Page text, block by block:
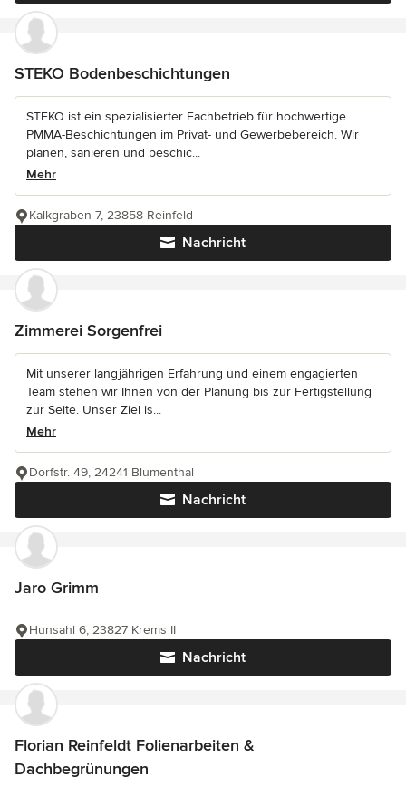
STEKO Bodenbeschichtungen
STEKO ist ein spezialisierter Fachbetrieb für hochwertige
PMMA-Beschichtungen im Privat- und Gewerbebereich. Wir
planen, sanieren und beschic...
Mehr
Nachricht
Kalkgraben 7, 23858 Reinfeld
Zimmerei Sorgenfrei
Mit unserer langjährigen Erfahrung und einem engagierten
Team stehen wir Ihnen von der Planung bis zur Fertigstellung
zur Seite. Unser Ziel is...
Mehr
Nachricht
Dorfstr. 49, 24241 Blumenthal
Jaro Grimm
Nachricht
Hunsahl 6, 23827 Krems II
Florian Reinfeldt Folienarbeiten &
Dachbegrünungen